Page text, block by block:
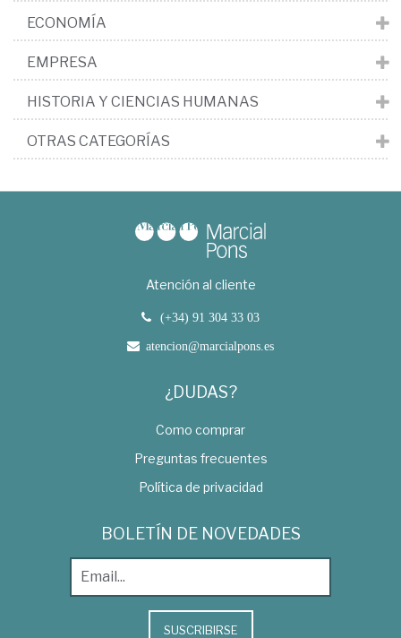
ECONOMÍA
EMPRESA
HISTORIA Y CIENCIAS HUMANAS
OTRAS CATEGORÍAS
Atención al cliente
(+34) 91 304 33 03
atencion@marcialpons.es
¿DUDAS?
Como comprar
Preguntas frecuentes
Política de privacidad
BOLETÍN DE NOVEDADES
SUSCRIBIRSE